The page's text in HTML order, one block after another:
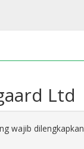
Ltd
wajib dilengkapkan